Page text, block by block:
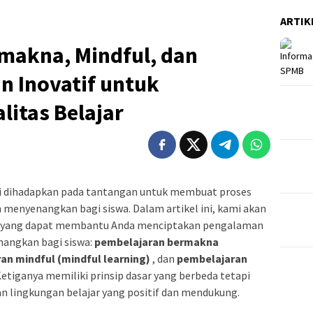
Mindful, dan
Inovatif untuk
Belajar
pada tantangan untuk membuat proses
bagi siswa. Dalam artikel ini, kami akan
dapat membantu Anda menciptakan pengalaman
bagi siswa: pembelajaran bermakna
mindful (mindful learning) , dan pembelajaran
memiliki prinsip dasar yang berbeda tetapi
lingkungan belajar yang positif dan mendukung.